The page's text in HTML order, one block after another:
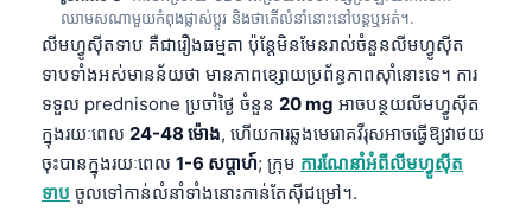
ឈាមសណាមួយកំពុងផ្លាស់ប្តូរ និងថាតើលំនាំនោះនៅបន្តឬអត់។.
លីមហ្វូស៊ីតទាប គឺជារឿងធម្មតា ប៉ុន្តែមិនមែនរាល់ចំនួនលីមហ្វូស៊ីត
ទាបទាំងអស់មានន័យថា មានភាពខ្សោយប្រព័ន្ធភាពស៊ាំនោះទេ។ ការ
ទទួល prednisone ប្រចាំថ្ងៃ ចំនួន 20 mg អាចបន្ថយលីមហ្វូស៊ីត
ក្នុងរយៈពេល 24-48 ម៉ោង, ហើយការឆ្លងមេរោគវីរុសអាចធ្វើឱ្យវាថយ
ចុះបានក្នុងរយៈពេល 1-6 សប្តាហ៍; ក្រុម ការណែនាំអំពីលីមហ្វូស៊ីត
ទាប ចូលទៅកាន់លំនាំទាំងនោះកាន់តែស៊ីជម្រៅ។.